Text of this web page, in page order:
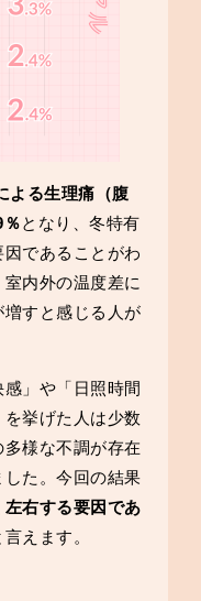
よる生理痛（腹
となり、冬特有
であることがわ
内外の温度差に
すと感じる人が
」や「日照時間
挙げた人は少数
様な不調が存在
た。今回の結果
右する要因であ
えます。